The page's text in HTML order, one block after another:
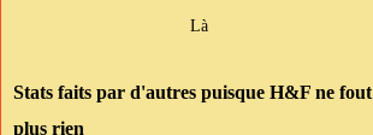
Là
Stats faits par d'autres puisque H&F ne fout
plus rien